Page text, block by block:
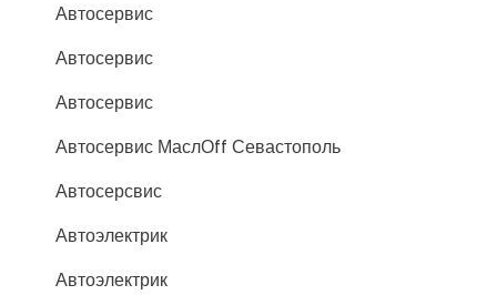
Автосервис
Автосервис
Автосервис
Автосервис МаслОff Севастополь
Автосерсвис
Автоэлектрик
Автоэлектрик